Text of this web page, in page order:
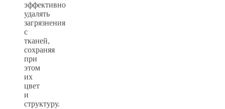
эффективно
удалять
загрязнения
с
тканей,
сохраняя
при
этом
их
цвет
и
структуру.